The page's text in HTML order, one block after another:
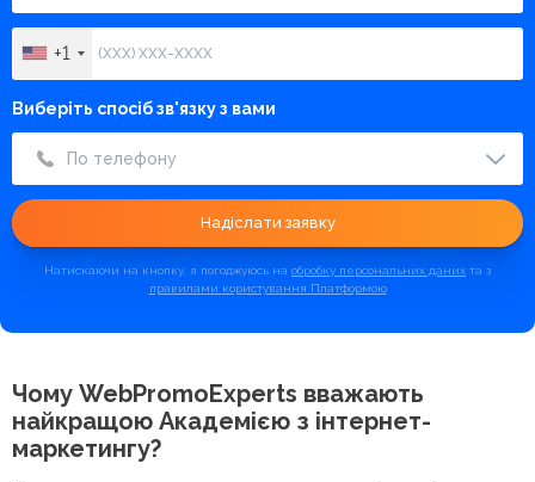
+1
Виберіть спосіб зв'язку з вами
По телефону
Надіслати заявку
Натискаючи на кнопку, я погоджуюсь на обробку персональних даних та з
правилами користування Платформою
Чому WebPromoExperts вважають
найкращою Академією з інтернет-
маркетингу?